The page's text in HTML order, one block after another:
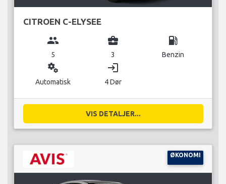
CITROEN C-ELYSEE
group
5
business_center
3
local_gas_station
Benzin
miscellaneous_services
Automatisk
login
4 Dør
VIS DETALJER...
ØKONOMI